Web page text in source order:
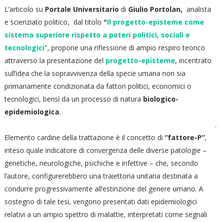
L’articolo su Portale Universitario di Giulio Portolan, analista
e scienziato politico, dal titolo "Il progetto-episteme come
sistema superiore rispetto a poteri politici, sociali e
tecnologici", propone una riflessione di ampio respiro teorico
attraverso la presentazione del progetto-episteme, incentrato
sull’idea che la sopravvivenza della specie umana non sia
primariamente condizionata da fattori politici, economici o
tecnologici, bensì da un processo di natura biologico-
epidemiologica.
.
Elemento cardine della trattazione è il concetto di “fattore-P”,
inteso quale indicatore di convergenza delle diverse patologie –
genetiche, neurologiche, psichiche e infettive – che, secondo
l’autore, configurerebbero una traiettoria unitaria destinata a
condurre progressivamente all’estinzione del genere umano. A
sostegno di tale tesi, vengono presentati dati epidemiologici
relativi a un ampio spettro di malattie, interpretati come segnali